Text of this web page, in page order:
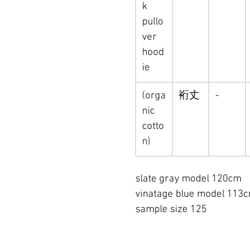
k
pullo
ver
hood
ie
(orga
nic
cotto
n)
裄丈 -
slate gray model 120cm
vinatage blue model
sample size 125